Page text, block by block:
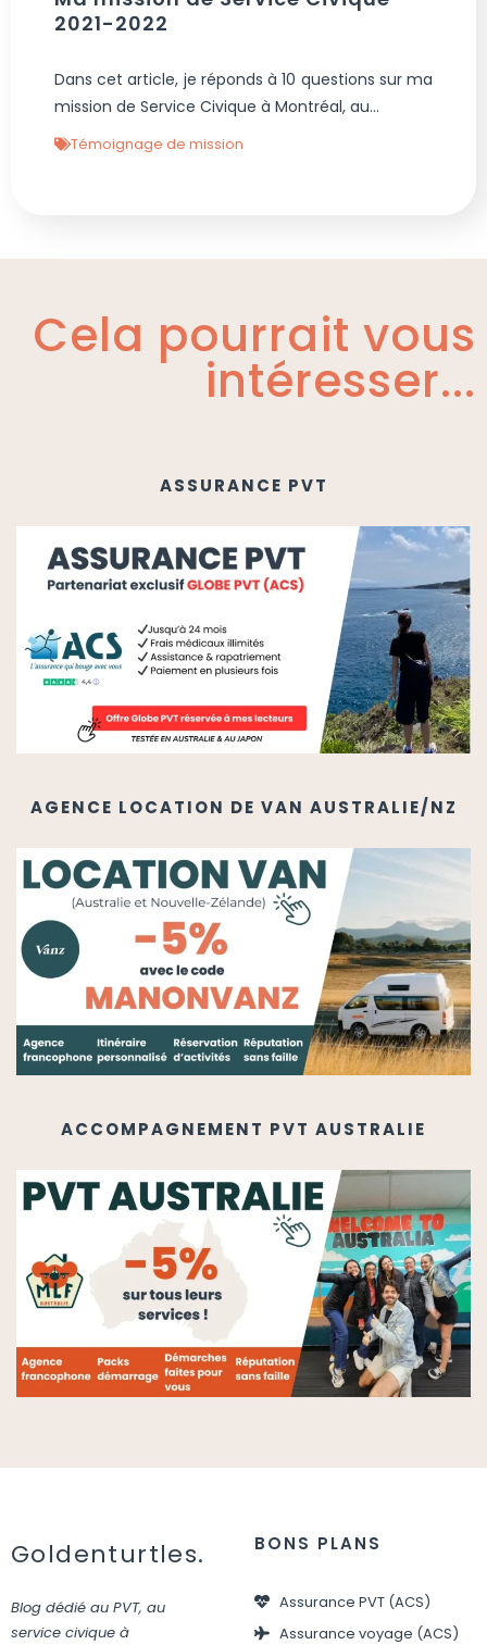
2021-2022
Dans cet article, je réponds à 10 questions sur ma
mission de Service Civique à Montréal, au...
Témoignage de mission
Cela pourrait vous
intéresser...
ASSURANCE PVT
AGENCE LOCATION DE VAN AUSTRALIE/NZ
ACCOMPAGNEMENT PVT AUSTRALIE
Goldenturtles.
Blog dédié au PVT, au
service civique à
BONS PLANS
Assurance PVT (ACS)
Assurance voyage (ACS)